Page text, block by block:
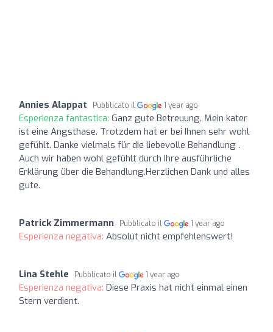
Annies Alappat Pubblicato il 1 year ago
Esperienza fantastica: Ganz gute Betreuung. Mein kater
ist eine Angsthase. Trotzdem hat er bei Ihnen sehr wohl
gefühlt. Danke vielmals für die liebevolle Behandlung .
Auch wir haben wohl gefühlt durch Ihre ausführliche
Erklärung über die Behandlung.Herzlichen Dank und alles
gute.
Patrick Zimmermann Pubblicato il 1 year ago
Esperienza negativa: Absolut nicht empfehlenswert!
Lina Stehle Pubblicato il 1 year ago
Esperienza negativa: Diese Praxis hat nicht einmal einen
Stern verdient.